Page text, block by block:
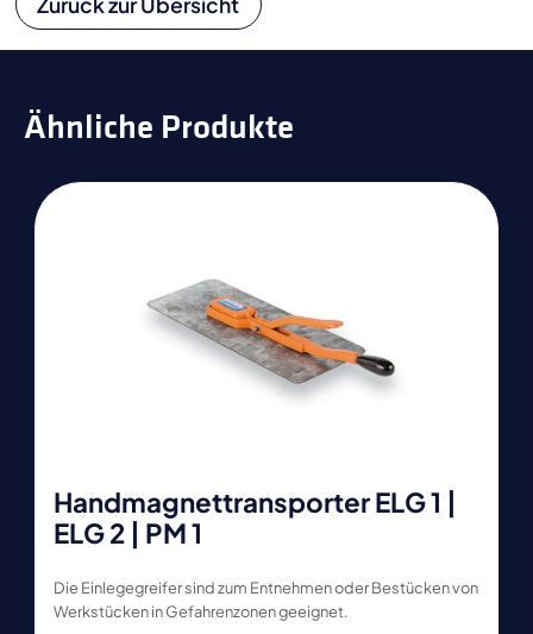
Ähnliche Produkte
Handmagnettransporter ELG 1 |
ELG 2 | PM 1
Die Einlegegreifer sind zum Entnehmen oder Bestücken von
Werkstücken in Gefahrenzonen geeignet.